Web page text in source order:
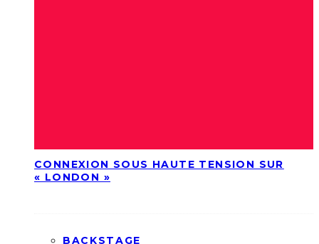
CONNEXION SOUS HAUTE TENSION SUR
« LONDON »
BACKSTAGE